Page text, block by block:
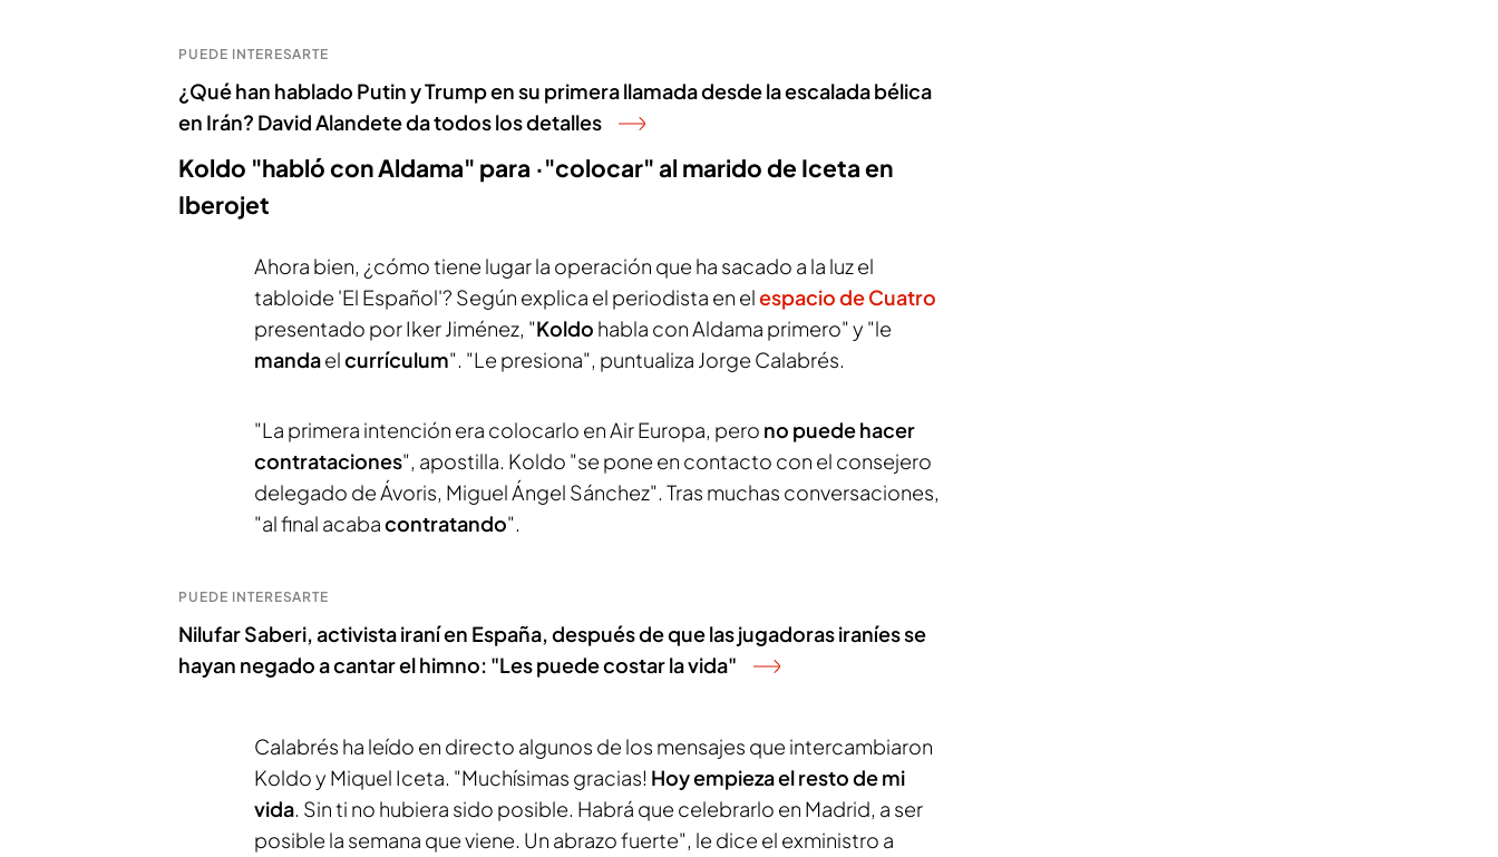
PUEDE INTERESARTE
¿Qué han hablado Putin y Trump en su primera llamada desde la escalada bélica
en Irán? David Alandete da todos los detalles
Koldo "habló con Aldama" para ·"colocar" al marido de Iceta en
Iberojet
Ahora bien, ¿cómo tiene lugar la operación que ha sacado a la luz el
tabloide 'El Español'? Según explica el periodista en elespacio de Cuatro
presentado por Iker Jiménez, "Koldo habla con Aldama primero" y "le
mandaelcurrículum". "Le presiona", puntualiza Jorge Calabrés.
"La primera intención era colocarlo en Air Europa, pero no puede hacer
contrataciones", apostilla. Koldo "se pone en contacto con el consejero
delegado de Ávoris, Miguel Ángel Sánchez". Tras muchas conversaciones,
"al final acabacontratando".
PUEDE INTERESARTE
Nilufar Saberi, activista iraní en España, después de que las jugadoras iraníes se
hayan negado a cantar el himno: "Les puede costar la vida"
Calabrés ha leído en directo algunos de los mensajes que intercambiaron
Koldo y Miquel Iceta. "Muchísimas gracias! Hoy empieza el resto de mi
vida. Sin ti no hubiera sido posible. Habrá que celebrarlo en Madrid, a ser
posible la semana que viene. Un abrazo fuerte", le dice el exministro a